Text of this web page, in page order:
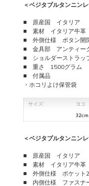
＜ベジタブルタンニン
■ 原産国 イタリア
■ 素材 イタリア牛革（
■ 外側仕様 ボタン開閉
■ 金具部 アンティー
■ ショルダーストラッ
■ 重さ 1500グラム
■ 付属品
・ホコリよけ保管袋
サイズ: ヨコ
32cm
＜ベジタブルタンニン
■ 原産国 イタリア
■ 素材 イタリア牛革（
■ 外側仕様 ポケット
■ 内側仕様 ファスナ